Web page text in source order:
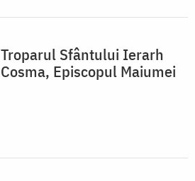
Troparul Sfântului Ierarh
Cosma, Episcopul Maiumei